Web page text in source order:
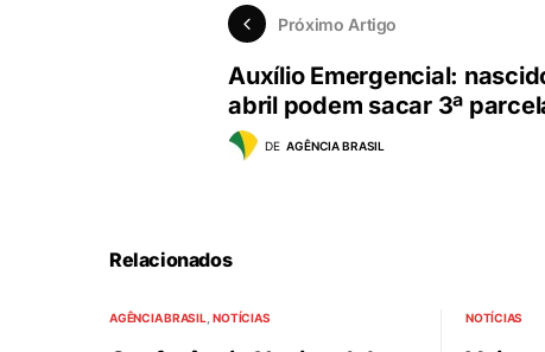
Próximo Artigo
Auxílio Emergencial:
abril podem sacar 3ª
DE AGÊNCIA BRASIL
Relacionados
AGÊNCIA BRASIL NOTÍCIAS NOTÍCIAS